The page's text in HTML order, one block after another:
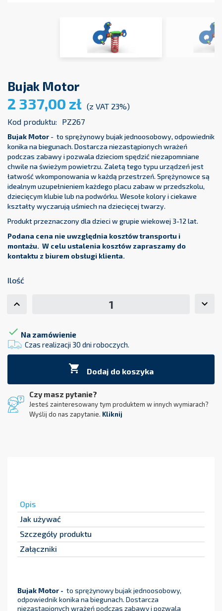
Bujak Motor
2 337,00 zł (z VAT 23%)
Kod produktu:
PZ267
Bujak Motor - to sprężynowy bujak jednoosobowy, odpowiednik
konika na biegunach. Dostarcza niezastąpionych wrażeń
podczas zabawy i pozwala dzieciom spędzić niezapomniane
chwile na świeżym powietrzu. Zaletą tego typu urządzeń jest
łatwość wkomponowania w każdą przestrzeń. Sprężynowce są
idealnym uzupełnieniem każdego placu zabaw w przedszkolu,
dziecięcym klubie lub na podwórku. Wesołe kolory i ciekawe
kształty wyczarują uśmiech na dziecięcej twarzy.
Produkt przeznaczony dla dzieci w grupie wiekowej 3-12 lat.
Podana cena nie uwzględnia kosztów transportu i
montażu. W celu ustalenia kosztów zapraszamy do
kontaktu z biurem obsługi klienta.
Ilość
 Na zamówienie
Czas realizacji 30 dni roboczych.
 Dodaj do koszyka
Czy masz pytanie?
Jesteś zainteresowany tym produktem w innych wymiarach?
Wyślij do nas zapytanie. Kliknij
Opis
Jak używać
Szczegóły produktu
Załączniki
Bujak Motor - to sprężynowy bujak jednoosobowy,
odpowiednik konika na biegunach. Dostarcza
niezastąpionych wrażeń podczas zabawy i pozwala